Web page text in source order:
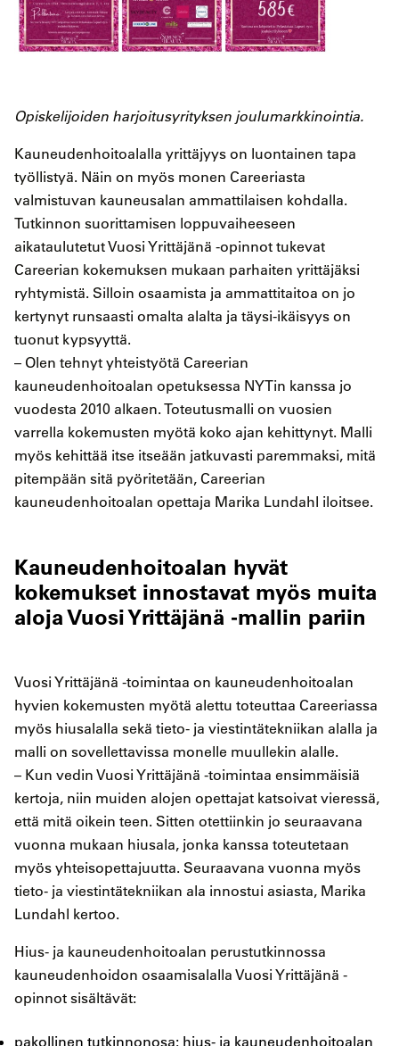
Opiskelijoiden harjoitusyrityksen joulumarkkinointia.
Kauneudenhoitoalalla yrittäjyys on luontainen tapa
työllistyä. Näin on myös monen Careeriasta
valmistuvan kauneusalan ammattilaisen kohdalla.
Tutkinnon suorittamisen loppuvaiheeseen
aikataulutetut Vuosi Yrittäjänä -opinnot tukevat
Careerian kokemuksen mukaan parhaiten yrittäjäksi
ryhtymistä. Silloin osaamista ja ammattitaitoa on jo
kertynyt runsaasti omalta alalta ja täysi-ikäisyys on
tuonut kypsyyttä.
– Olen tehnyt yhteistyötä Careerian
kauneudenhoitoalan opetuksessa NYTin kanssa jo
vuodesta 2010 alkaen. Toteutusmalli on vuosien
varrella kokemusten myötä koko ajan kehittynyt. Malli
myös kehittää itse itseään jatkuvasti paremmaksi, mitä
pitempään sitä pyöritetään, Careerian
kauneudenhoitoalan opettaja Marika Lundahl iloitsee.
Kauneudenhoitoalan hyvät
kokemukset innostavat myös muita
aloja Vuosi Yrittäjänä -mallin pariin
Vuosi Yrittäjänä -toimintaa on kauneudenhoitoalan
hyvien kokemusten myötä alettu toteuttaa Careeriassa
myös hiusalalla sekä tieto- ja viestintätekniikan alalla ja
malli on sovellettavissa monelle muullekin alalle.
– Kun vedin Vuosi Yrittäjänä -toimintaa ensimmäisiä
kertoja, niin muiden alojen opettajat katsoivat vieressä,
että mitä oikein teen. Sitten otettiinkin jo seuraavana
vuonna mukaan hiusala, jonka kanssa toteutetaan
myös yhteisopettajuutta. Seuraavana vuonna myös
tieto- ja viestintätekniikan ala innostui asiasta, Marika
Lundahl kertoo.
Hius- ja kauneudenhoitoalan perustutkinnossa
kauneudenhoidon osaamisalalla Vuosi Yrittäjänä -
opinnot sisältävät:
pakollinen tutkinnonosa: hius- ja kauneudenhoitoalan